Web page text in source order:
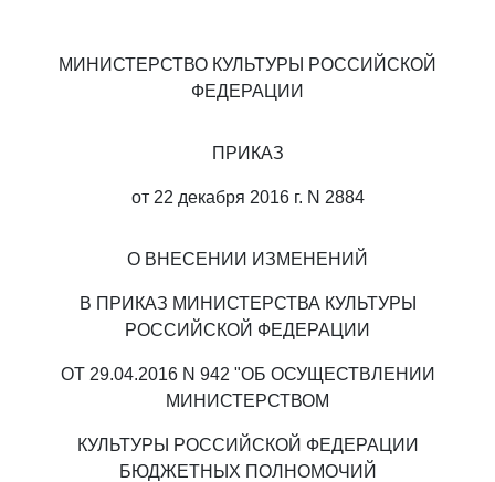
МИНИСТЕРСТВО КУЛЬТУРЫ РОССИЙСКОЙ
ФЕДЕРАЦИИ
ПРИКАЗ
от 22 декабря 2016 г. N 2884
О ВНЕСЕНИИ ИЗМЕНЕНИЙ
В ПРИКАЗ МИНИСТЕРСТВА КУЛЬТУРЫ
РОССИЙСКОЙ ФЕДЕРАЦИИ
ОТ 29.04.2016 N 942 "ОБ ОСУЩЕСТВЛЕНИИ
МИНИСТЕРСТВОМ
КУЛЬТУРЫ РОССИЙСКОЙ ФЕДЕРАЦИИ
БЮДЖЕТНЫХ ПОЛНОМОЧИЙ